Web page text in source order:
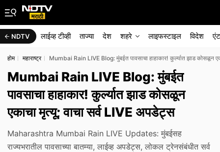
NDTV लाईव्ह टीव्ही ताज्या देश शहरे लाइफस्टाइल विदेश
होम महाराष्ट्र Mumbai Rain LIVE Blog: मुंबईत पावसाचा हाहाकार! कुर्ल्यात झाड कोसळून
Mumbai Rain LIVE Blog: मुंबईत
पावसाचा हाहाकार! कुर्ल्यात झाड कोसळून
एकाचा मृत्यू; वाचा सर्व LIVE अपडेट्स
Maharashtra Mumbai Rain LIVE Updates: मुंबईसह
राज्यभरातील पावसाच्या बातम्या, लाईव्ह अपडेट्स, लोकल ट्रेनसंबंधीत सर्व